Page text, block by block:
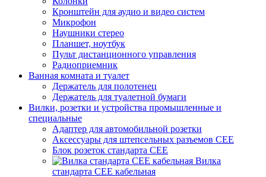
Кронштейн для аудио и видео систем
Микрофон
Наушники стерео
Планшет, ноутбук
Пульт дистанционного управления
Радиоприемник
Ванная комната и туалет
Держатель для полотенец
Держатель для туалетной бумаги
Вилки, розетки и устройства промышленные и
специальные
Адаптер для автомобильной розетки
Аксессуары для штепсельных разъемов CEE
Блок розеток стандарта CEE
Вилка
стандарта CEE кабельная